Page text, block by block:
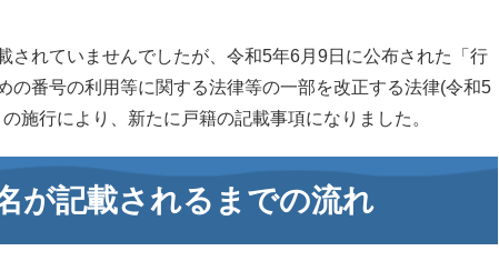
されていませんでしたが、令和5年6月9日に公布された「行
の番号の利用等に関する法律等の一部を改正する法律(令和5
施行により、新たに戸籍の記載事項になりました。
が記載されるまでの流れ